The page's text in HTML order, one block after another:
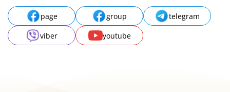
page group
telegram
viber
youtube